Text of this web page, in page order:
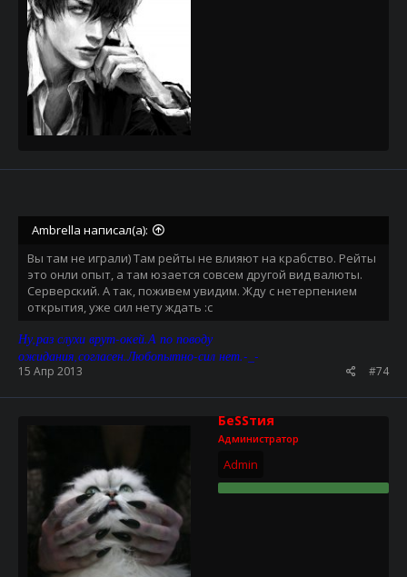
Ambrella написал(а):
Вы там не играли) Там рейты не влияют на крабство. Рейты
это онли опыт, а там юзается совсем другой вид валюты.
Серверский. А так, поживем увидим. Жду с нетерпением
открытия, уже сил нету ждать :с
Ну,раз слухи врут-окей.А по поводу
ожидания,согласен.Любопытно-сил нет.-_-
15 Апр 2013 #74
БеSSтия
Администратор
Admin